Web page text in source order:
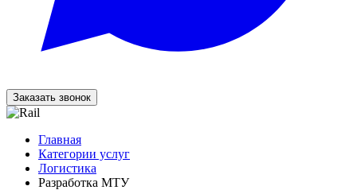
Заказать звонок
Главная
Категории услуг
Логистика
Разработка МТУ